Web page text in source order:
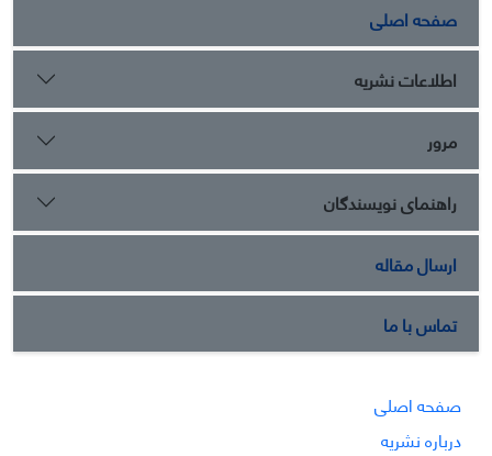
صفحه اصلی
اطلاعات نشریه
مرور
راهنمای نویسندگان
ارسال مقاله
تماس با ما
صفحه اصلی
درباره نشریه